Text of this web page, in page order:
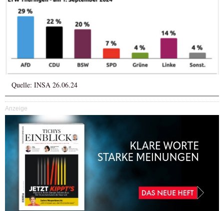
Quelle: INSA 26.06.24
Anzeige